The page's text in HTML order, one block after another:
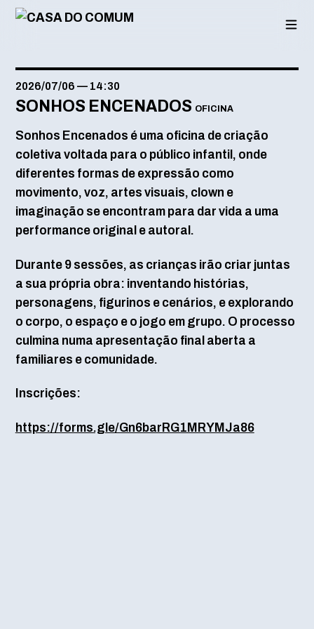
Saltar
conteúdo
2026/07/06 — 14:30
SONHOS ENCENADOS OFICINA
Sonhos Encenados é uma oficina de criação
coletiva voltada para o público infantil, onde
diferentes formas de expressão como
movimento, voz, artes visuais, clown e
imaginação se encontram para dar vida a uma
performance original e autoral.
Durante 9 sessões, as crianças irão criar juntas
a sua própria obra: inventando histórias,
personagens, figurinos e cenários, e explorando
o corpo, o espaço e o jogo em grupo. O processo
culmina numa apresentação final aberta a
familiares e comunidade.
Inscrições:
https://forms.gle/Gn6barRG1MRYMJa86